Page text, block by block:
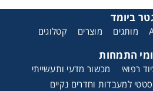
ביומד
מותגים מוצרים קטלוגים
התמחות
רפואי
מכשור מדעי ותעשייתי
למעבדות וחדרים נקיים